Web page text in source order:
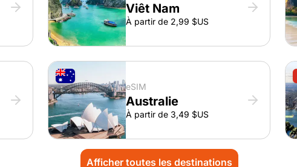
Viêt Nam
À partir de 2,99 $US
eSIM
Australie
À partir de 3,49 $US
Afficher toutes les destinations